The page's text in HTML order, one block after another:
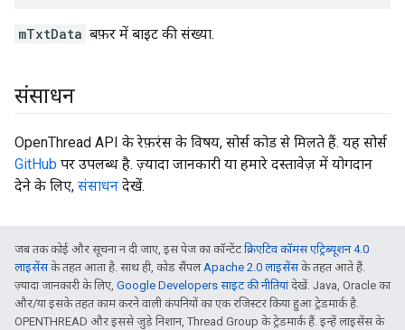
mTxtData बफ़र में बाइट की संख्या.
संसाधन
OpenThread API के रेफ़रंस के विषय, सोर्स कोड से मिलते हैं. यह सोर्स
GitHub पर उपलब्ध है. ज़्यादा जानकारी या हमारे दस्तावेज़ में योगदान
देने के लिए, संसाधन देखें.
जब तक कोई और सूचना न दी जाए, इस पेज का कॉन्टेंटक्रिएटिव कॉमंस एट्रिब्यूशन 4.0
लाइसेंसके तहत आता है. साथ ही, कोड सैंपलApache 2.0 लाइसेंसके तहत आते हैं.
ज़्यादा जानकारी के लिए, Google Developers साइट की नीतियांदेखें. Java, Oracle का
और/या इसके तहत काम करने वाली कंपनियों का एक रजिस्टर किया हुआ ट्रेडमार्क है.
OPENTHREAD और इससे जुड़े निशान, Thread Group के ट्रेडमार्क हैं. इन्हें लाइसेंस के